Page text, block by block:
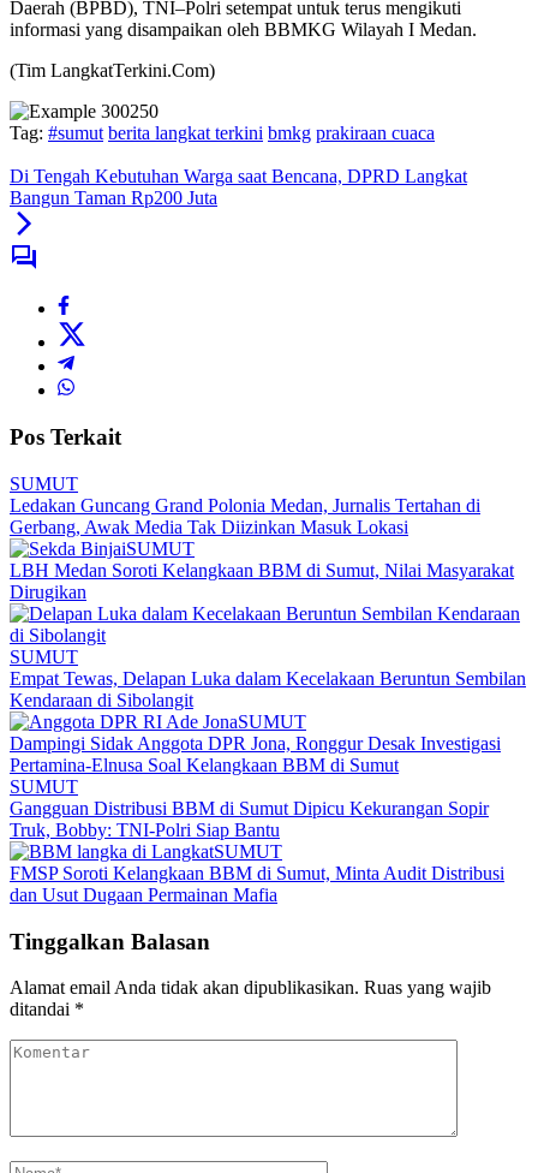
Daerah (BPBD), TNI–Polri setempat untuk terus mengikuti
informasi yang disampaikan oleh BBMKG Wilayah I Medan.
(Tim LangkatTerkini.Com)
Tag: #sumut berita langkat terkini bmkg prakiraan cuaca
Di Tengah Kebutuhan Warga saat Bencana, DPRD Langkat
Bangun Taman Rp200 Juta
Pos Terkait
SUMUT
Ledakan Guncang Grand Polonia Medan, Jurnalis Tertahan di
Gerbang, Awak Media Tak Diizinkan Masuk Lokasi
SUMUT
LBH Medan Soroti Kelangkaan BBM di Sumut, Nilai Masyarakat
Dirugikan
SUMUT
Empat Tewas, Delapan Luka dalam Kecelakaan Beruntun Sembilan
Kendaraan di Sibolangit
SUMUT
Dampingi Sidak Anggota DPR Jona, Ronggur Desak Investigasi
Pertamina-Elnusa Soal Kelangkaan BBM di Sumut
SUMUT
Gangguan Distribusi BBM di Sumut Dipicu Kekurangan Sopir
Truk, Bobby: TNI-Polri Siap Bantu
SUMUT
FMSP Soroti Kelangkaan BBM di Sumut, Minta Audit Distribusi
dan Usut Dugaan Permainan Mafia
Tinggalkan Balasan
Alamat email Anda tidak akan dipublikasikan. Ruas yang wajib
ditandai *